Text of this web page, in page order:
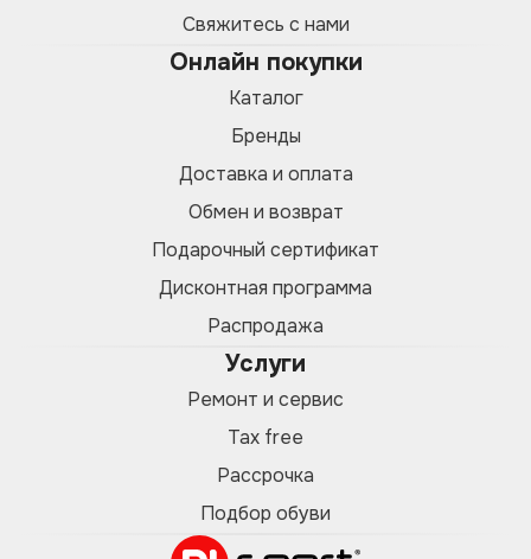
Свяжитесь с нами
Онлайн покупки
Каталог
Бренды
Доставка и оплата
Обмен и возврат
Подарочный сертификат
Дисконтная программа
Распродажа
Услуги
Ремонт и сервис
Tax free
Рассрочка
Подбор обуви